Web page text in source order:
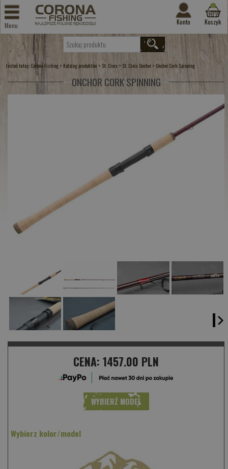
Menu Konto Koszyk
Jesteś tutaj: Corona-Fishing > Katalog produktów > St. Croix > St. Croix Onchor>Onchor Cork Spinning
ONCHOR CORK SPINNING
CENA:1457.00 PLN
WYBIERZ MODEL
Wybierz kolor/model